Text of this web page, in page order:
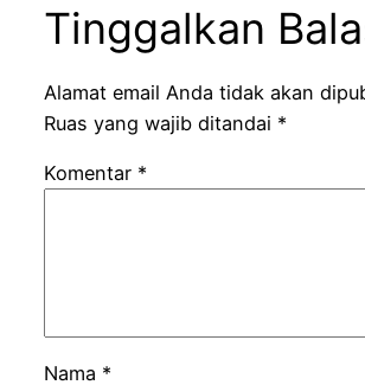
Tinggalkan
Alamat email Anda tidak akan
Ruas yang wajib ditandai *
Komentar *
Nama *